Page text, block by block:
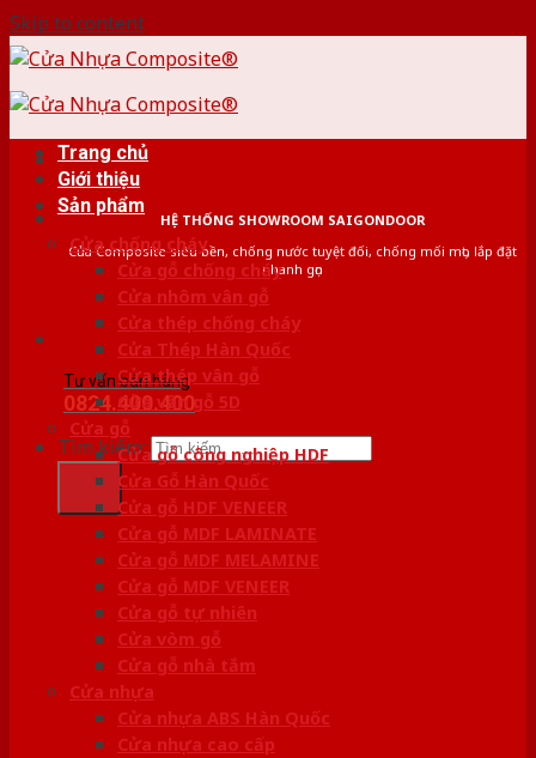
Skip to content
HỆ THỐNG SHOWROOM SAIGONDOOR
Cửa Composite siêu bền, chống nước tuyệt đối, chống mối mọt, lắp đặt
nhanh gọn
Tư vấn bán hàng
0824.400.400
Tìm kiếm:
Trang chủ
Giới thiệu
Sản phẩm
Cửa chống cháy
Cửa gỗ chống cháy
Cửa nhôm vân gỗ
Cửa thép chống cháy
Cửa Thép Hàn Quốc
Cửa thép vân gỗ
Cửa vân gỗ 5D
Cửa gỗ
Cửa gỗ công nghiệp HDF
Cửa Gỗ Hàn Quốc
Cửa gỗ HDF VENEER
Cửa gỗ MDF LAMINATE
Cửa gỗ MDF MELAMINE
Cửa gỗ MDF VENEER
Cửa gỗ tự nhiên
Cửa vòm gỗ
Cửa gỗ nhà tắm
Cửa nhựa
Cửa nhựa ABS Hàn Quốc
Cửa nhựa cao cấp